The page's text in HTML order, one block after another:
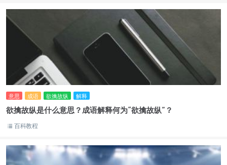
意思 成语 欲擒故纵 解释
欲擒故纵是什么意思？成语解释何为“欲擒故纵”？
百科教程